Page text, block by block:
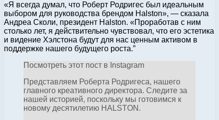
«Я всегда думал, что Роберт Родригес был идеальным
выбором для руководства брендом Halston», — сказала
Андреа Сколи, президент Halston. «Проработав с ним
столько лет, я действительно чувствовал, что его эстетика
и видение Хэлстона будут для нас ценным активом в
поддержке нашего будущего роста.”
Посмотреть этот пост в Instagram
Представляем Роберта Родригеса, нашего
главного креативного директора. Следите за
нашей историей, поскольку мы готовимся к
новому десятилетию HALSTON.